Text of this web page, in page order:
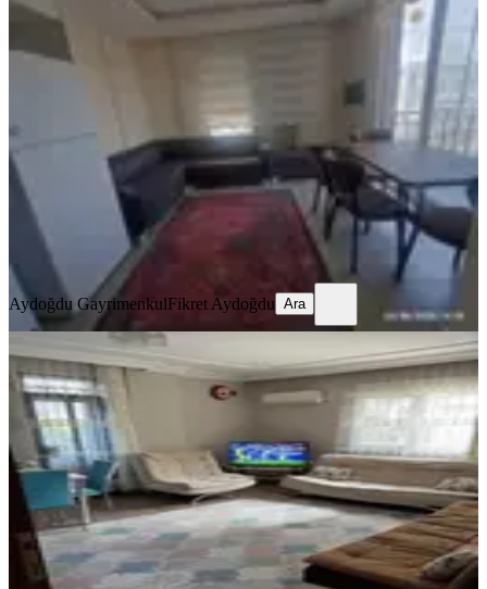
Ahatlı Da Eşyalı Dogalgazlı 2+1
90 m²·2. Kat ·11.06.2026
29.750 ₺
Aydoğdu GayrimenkulFikret Aydoğdu
Aydoğdu GayrimenkulFikret Aydoğdu Ara
Ahatlı'da 2+1 Eşyalı Yüksek Giriş
Kepez, Ahatlı Mahallesi
90 m²·Yüksek giriş· 03.06.2026
26.500 ₺
Aydoğdu GayrimenkulFikret Aydoğdu
Ara